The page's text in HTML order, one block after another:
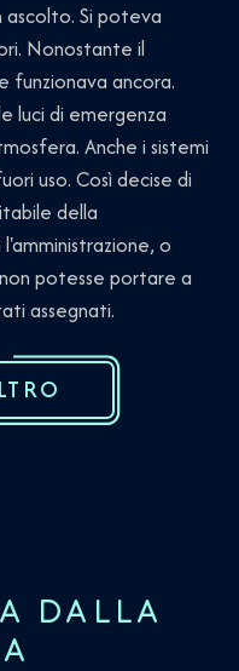
ascolto. Si poteva
Nonostante il
funzionava ancora.
luci di emergenza
Anche i sistemi
uso. Così decise di
della
o
potesse portare a
assegnati.
DALLA